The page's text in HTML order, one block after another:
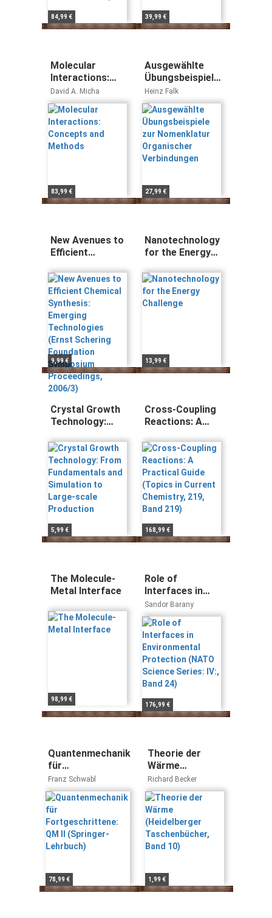
84,99 € 39,99 €
Molecular
Interactions:
Concepts and
Methods
David A. Micha
83,99 €
Ausgewählte
Übungsbeispiele
zur Nomenklatur
Organischer
Verbindungen
Heinz Falk
27,99 €
New Avenues to
Efficient
Synthesis:
Emerging
Technologies
(Ernst Schering
Foundation
Symposium
Proceedings,
2006/3)
9,99 €
Nanotechnology
for the Energy
13,99 €
Crystal Growth
Technology:
Fundamentals
and Simulation
to Large-scale
Production
5,99 €
Cross-Coupling
Reactions: A
(Topics in
Current
Chemistry, 219,
Band 219)
168,99 €
The Molecule-
Metal Interface
98,99 €
Role of
Interfaces in
Environmental
Protection
(NATO Science
Series: IV:, Band
24)
Sandor Barany
176,99 €
Quantenmechanik
für
Fortgeschrittene:
QM II (Springer-
Lehrbuch)
Franz Schwabl
78,99 €
Theorie der
Wärme
(Heidelberger
Taschenbücher,
Band 10)
Richard Becker
1,99 €